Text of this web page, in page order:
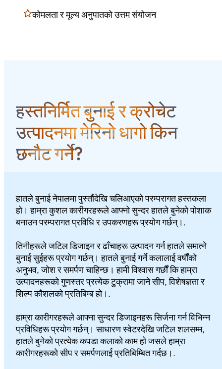
कोमलता र मूल्य अनुपातको उत्तम संयोजन
हस्तनिर्मित बुनाई र क्रोचेट
उत्पादनमा मेरिनो धागो किन
छनौट गर्ने?
हातले बुनाई नेपालमा पुस्तौंदेखि चलिआएको परम्परागत हस्तकला
हो। हाम्रा कुशल कारीगरहरूले आफ्नो सुन्दर हातले बुनेको पोशाक
बनाउन परम्परागत प्रविधि र उपकरणहरू प्रयोग गर्छन्।.
तिनीहरूले जटिल डिजाइन र ढाँचाहरू उत्पादन गर्न हातले समात्ने
बुनाई सुईहरू प्रयोग गर्छन्। हातले बुनाई गर्ने कलालाई वर्षौंको
अनुभव, जोश र समर्पण चाहिन्छ। हामी विश्वास गर्छौं कि हाम्रा
उत्पादनहरूको गुणस्तर प्रत्येक टुक्रामा जाने सीप, विशेषज्ञता र
शिल्प कौशलको प्रतिबिम्ब हो।.
हाम्रा कारीगरहरूले आफ्ना सुन्दर डिजाइनहरू सिर्जना गर्न विभिन्न
प्रविधिहरू प्रयोग गर्छन्। साधारण स्वेटरदेखि जटिल शलसम्म,
हातले बुनेको प्रत्येक कपडा कलाको काम हो जसले हाम्रा
कारीगरहरूको सीप र समर्पणलाई प्रतिबिम्बित गर्दछ।.